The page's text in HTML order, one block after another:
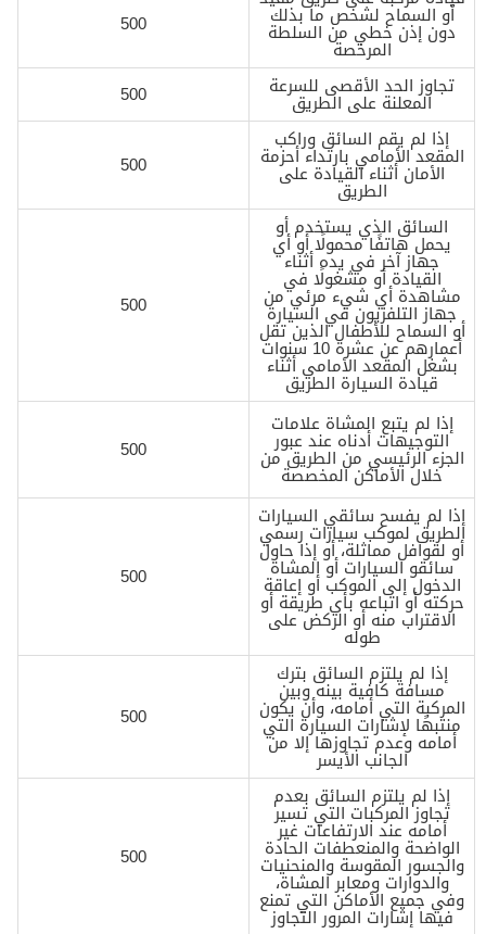
أو السماح لشخص ما بذلك
دون إذن خطي من السلطة
المرخصة
500
تجاوز الحد الأقصى للسرعة
المعلنة على الطريق
500
إذا لم يقم السائق وراكب
المقعد الأمامي بارتداء أحزمة
الأمان أثناء القيادة على
الطريق
500
السائق الذي يستخدم أو
يحمل هاتفًا محمولًا أو أي
جهاز آخر في يده أثناء
القيادة أو مشغولًا في
مشاهدة أي شيء مرئي من
جهاز التلفزيون في السيارة
أو السماح للأطفال الذين تقل
أعمارهم عن عشرة 10 سنوات
بشغل المقعد الأمامي أثناء
قيادة السيارة الطريق
500
إذا لم يتبع المشاة علامات
التوجيهات أدناه عند عبور
الجزء الرئيسي من الطريق من
خلال الأماكن المخصصة
500
إذا لم يفسح سائقي السيارات
الطريق لموكب سيارات رسمي
أو لقوافل مماثلة، أو إذا حاول
سائقو السيارات أو المشاة
الدخول إلى الموكب أو إعاقة
حركته أو اتباعه بأي طريقة أو
الاقتراب منه أو الركض على
طوله
500
إذا لم يلتزم السائق بترك
مسافة كافية بينه وبين
المركبة التي أمامه، وأن يكون
منتبهًا لإشارات السيارة التي
أمامه وعدم تجاوزها إلا من
الجانب الأيسر
500
إذا لم يلتزم السائق بعدم
تجاوز المركبات التي تسير
أمامه عند الارتفاعات غير
الواضحة والمنعطفات الحادة
والجسور المقوسة والمنحنيات
والدوارات ومعابر المشاة،
وفي جميع الأماكن التي تمنع
فيها إشارات المرور التجاوز
500